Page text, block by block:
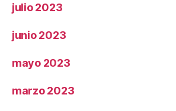
julio 2023
junio 2023
mayo 2023
marzo 2023